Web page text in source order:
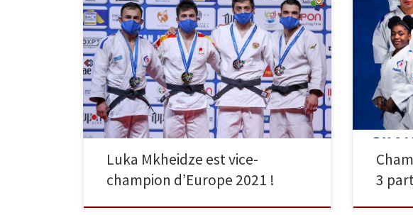
Les championnats d’Europe seniors se sont tenus du
16 au 18 avril et trois judokas du club y ont participé.
Dans la catégorie des -60 kg, Luka Mkheidze remporte
une médaille d’argent et devient donc vice-champion
d’Europe ! Nicolas Chilard et Alexis Mathieu ne
parviennent pas à se classer. Belle […]
Luka Mkheidze est vice-
champion d’Europe 2021 !
Les
du 16 au
que
athlètes
Nicolas
Luka
3